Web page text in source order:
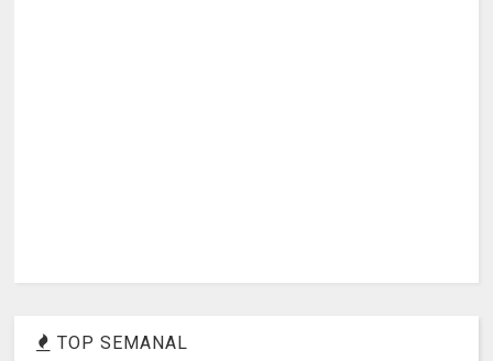
TOP SEMANAL